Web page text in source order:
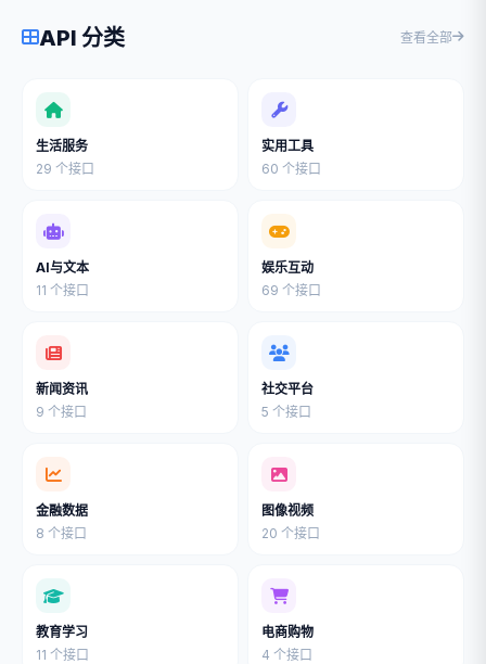
API 分类 查看全部
生活服务
29 个接口
实用工具
60 个接口
AI与文本
11 个接口
娱乐互动
69 个接口
新闻资讯
9 个接口
社交平台
5 个接口
金融数据
8 个接口
图像视频
20 个接口
教育学习
11 个接口
电商购物
4 个接口